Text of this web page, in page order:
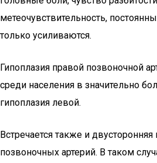
метеочувствительность,
только усиливаются.
Гипоплазия правой позвоночной
среди населения в значительно
гипоплазия левой.
Встречается также и двусторонняя
позвоночных артерий. В таком